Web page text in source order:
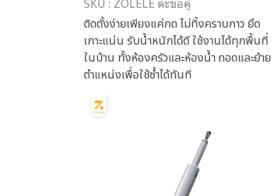
SKU : ZOLELE ตะขอคู่
ติดตั้งง่ายเพียงแค่กด ไม่ทิ้งคราบกาว ยึด
เกาะแน่น รับน้ำหนักได้ดี ใช้งานได้ทุกพื้นที่
ในบ้าน ทั้งห้องครัวและห้องน้ำ ถอดและย้าย
ตำแหน่งเพื่อใช้ซ้ำได้ทันที